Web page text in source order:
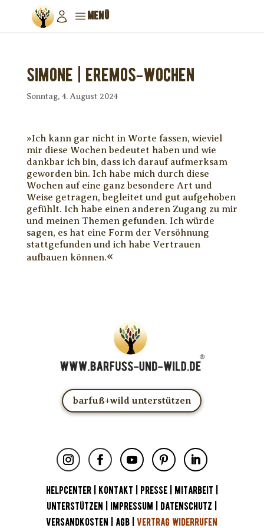
MENÜ
Simone | Eremos-Wochen
Sonntag, 4. August 2024
»Ich kann gar nicht in Worte fassen, wieviel
mir diese Wochen bedeutet haben und wie
dankbar ich bin, dass ich darauf aufmerksam
geworden bin. Ich habe mich durch diese
Wochen auf eine ganz besondere Art und
Weise getragen, begleitet und gut aufgehoben
gefühlt. Ich habe einen anderen Zugang zu mir
und meinen Themen gefunden. Ich würde
sagen, es hat eine Form der Versöhnung
stattgefunden und ich habe Vertrauen
aufbauen können.«
barfuß+wild unterstützen
HELPCENTER| KONTAKT PRESSE| MITARBEIT
UNTERSTÜTZEN
IMPRESSUM DATENSCHUTZ
VERSANDKOSTEN
AGB |VERTRAG WIDERRUFEN